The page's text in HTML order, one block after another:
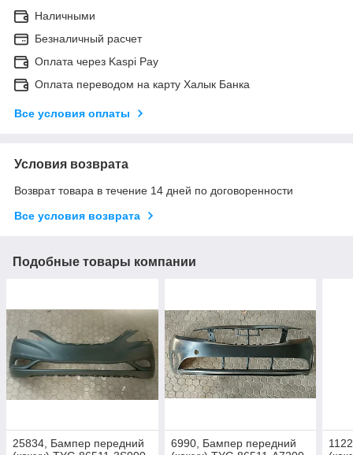
Наличными
Безналичный расчет
Оплата через Kaspi Pay
Оплата переводом на карту Халык Банка
Все условия оплаты
Условия возврата
Возврат товара в течение 14 дней по договоренности
Все условия возврата
Подобные товары компании
25834, Бампер передний
6990, Бампер передний